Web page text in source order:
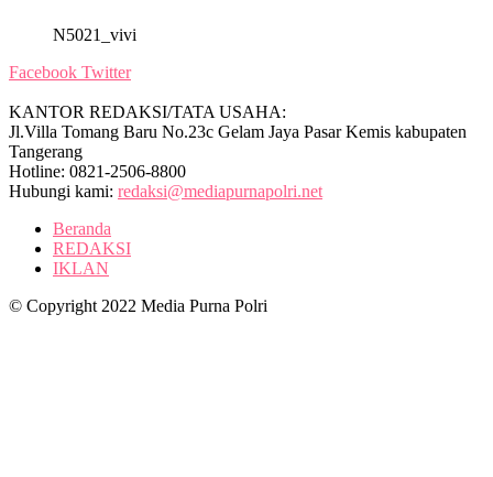
N5021_vivi
Facebook Twitter
KANTOR REDAKSI/TATA USAHA:
Jl.Villa Tomang Baru No.23c Gelam Jaya Pasar Kemis kabupaten
Tangerang
Hotline: 0821-2506-8800
Hubungi kami: redaksi@mediapurnapolri.net
Beranda
REDAKSI
IKLAN
© Copyright 2022 Media Purna Polri